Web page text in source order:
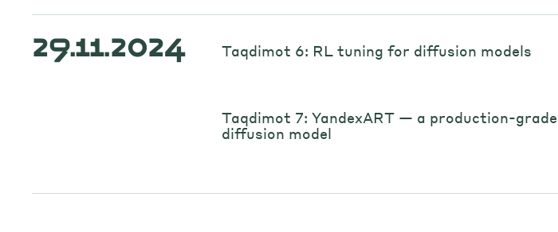
29.11.2024 Taqdimot 6: RL tuning for diffusion models
Taqdimot 7: YandexART — a production-grade
diffusion model